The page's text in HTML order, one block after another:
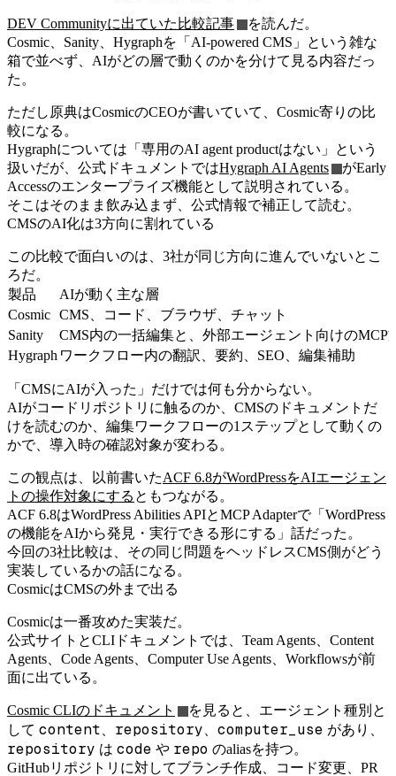
DEV Communityに出ていた比較記事
を読んだ。
Cosmic、Sanity、Hygraphを「AI-powered CMS」という雑な
箱で並べず、AIがどの層で動くのかを分けて見る内容だっ
た。
ただし原典はCosmicのCEOが書いていて、Cosmic寄りの比
較になる。
Hygraphについては「専用のAI agent productはない」という
扱いだが、公式ドキュメントではHygraph AI Agents
がEarly
Accessのエンタープライズ機能として説明されている。
そこはそのまま飲み込まず、公式情報で補正して読む。
CMSのAI化は3方向に割れている
この比較で面白いのは、3社が同じ方向に進んでいないとこ
ろだ。
製品
AIが動く主な層
Cosmic CMS、コード、ブラウザ、チャット
Sanity
CMS内の一括編集と、外部エージェント向けのMCP
Hygraph ワークフロー内の翻訳、要約、SEO、編集補助
「CMSにAIが入った」だけでは何も分からない。
AIがコードリポジトリに触るのか、CMSのドキュメントだ
けを読むのか、編集ワークフローの1ステップとして動くの
かで、導入時の確認対象が変わる。
この観点は、以前書いたACF 6.8がWordPressをAIエージェン
トの操作対象にする ともつながる。
ACF 6.8はWordPress Abilities APIとMCP Adapterで「WordPress
の機能をAIから発見・実行できる形にする」話だった。
今回の3社比較は、その同じ問題をヘッドレスCMS側がどう
実装しているかの話になる。
CosmicはCMSの外まで出る
Cosmicは一番攻めた実装だ。
公式サイトとCLIドキュメントでは、Team Agents、Content
Agents、Code Agents、Computer Use Agents、Workflowsが前
面に出ている。
Cosmic CLIのドキュメント
を見ると、エージェント種別と
して content repository computer_use があり、
repository は code や repo のaliasを持つ。
GitHubリポジトリに対してブランチ作成、コード変更、PR